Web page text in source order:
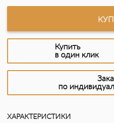
Купить
в один клик
по
ХАРАКТЕРИСТИКИ